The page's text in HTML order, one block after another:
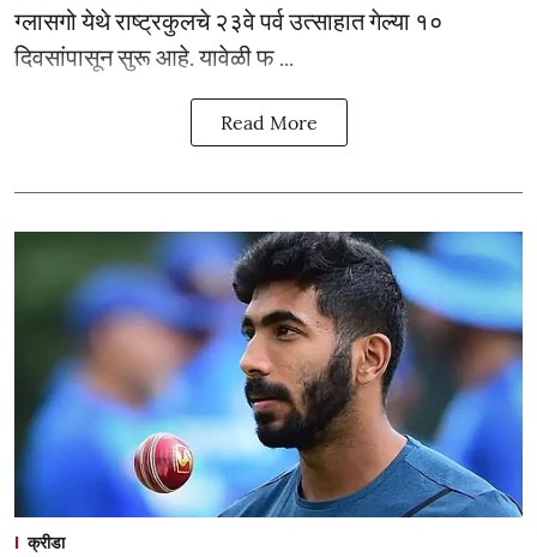
ग्लासगो येथे राष्ट्रकुलचे २३वे पर्व उत्साहात गेल्या १०
दिवसांपासून सुरू आहे. यावेळी फ ...
Read More
क्रीडा